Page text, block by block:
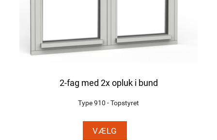
2-fag med 2x opluk i bund
Type 910 - Topstyret
VÆLG